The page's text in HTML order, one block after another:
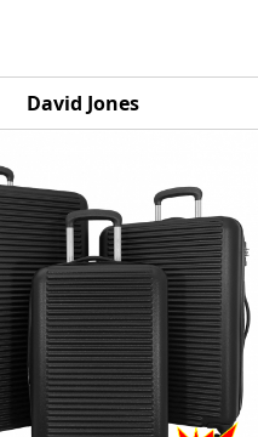
David Jones